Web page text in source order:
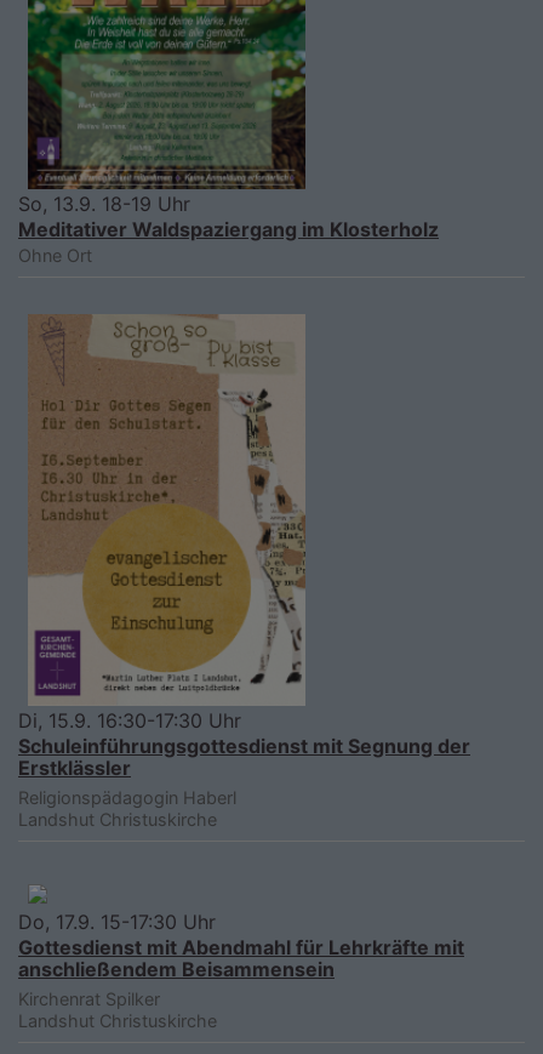
So, 13.9. 18-19 Uhr
Meditativer Waldspaziergang im Klosterholz
Ohne Ort
Di, 15.9. 16:30-17:30 Uhr
Schuleinführungsgottesdienst mit Segnung der
Erstklässler
Religionspädagogin Haberl
Landshut Christuskirche
Do, 17.9. 15-17:30 Uhr
Gottesdienst mit Abendmahl für Lehrkräfte mit
anschließendem Beisammensein
Kirchenrat Spilker
Landshut Christuskirche